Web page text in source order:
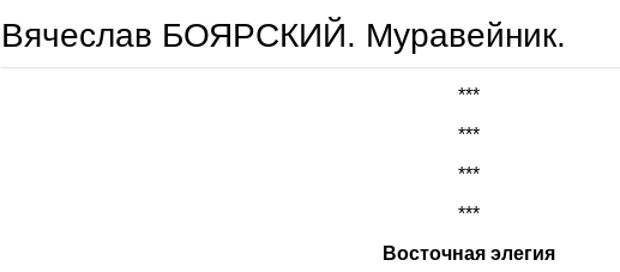
Вячеслав БОЯРСКИЙ. Муравейник.
***
***
***
***
Восточная элегия